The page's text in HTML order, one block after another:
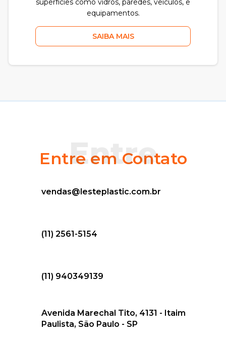
superfícies como vidros, paredes, veículos, e
equipamentos.
SAIBA MAIS
Entre
Entre em Contato
vendas@lesteplastic.com.br
(11) 2561-5154
(11) 940349139
Avenida Marechal Tito, 4131 - Itaim
Paulista, São Paulo - SP